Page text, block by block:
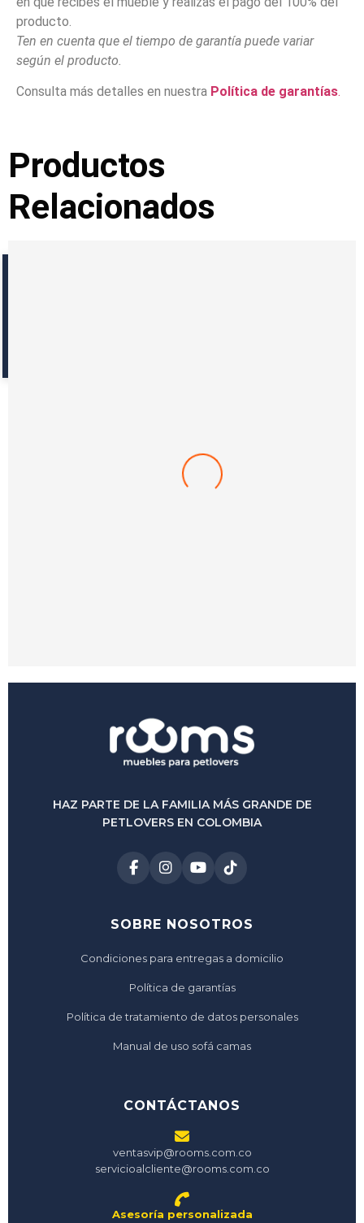
producto.
Ten en cuenta que el tiempo de garantía puede variar
según el producto.
Consulta más detalles en nuestra Política de garantías.
Productos
Relacionados
HAZ PARTE DE LA FAMILIA MÁS GRANDE DE
PETLOVERS EN COLOMBIA
SOBRE NOSOTROS
Condiciones para entregas a domicilio
Política de garantías
Política de tratamiento de datos personales
Manual de uso sofá camas
CONTÁCTANOS
ventasvip@rooms.com.co
servicioalcliente@rooms.com.co
Asesoría personalizada